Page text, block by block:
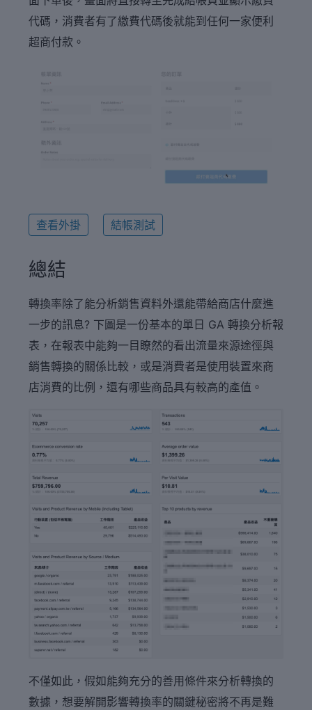
代碼，消費者有了繳費代碼後就能到任何一家便利
超商付款。
查看外掛 結帳測試
總結
轉換率除了能分析銷售資料外還能帶給商店什麼進
一步的訊息? 下圖是一份基本的單日 GA 轉換分析報
表，在報表中能夠一目瞭然的看出流量來源途徑與
銷售轉換的關係比較，或是消費者是使用裝置來商
店消費的比例，還有哪些商品具有較高的產值。
不僅如此，假如能夠充分的善用條件來分析轉換的
數據，想要解開影響轉換率的關鍵秘密將不再是難